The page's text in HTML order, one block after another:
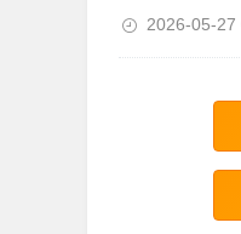
2026-05-27